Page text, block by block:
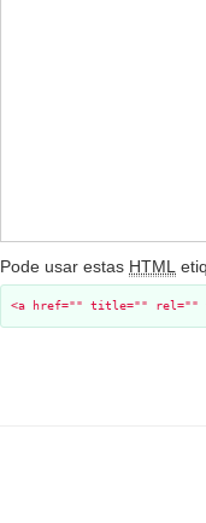
Pode usar estas HTML
<a href="" title="" rel=""